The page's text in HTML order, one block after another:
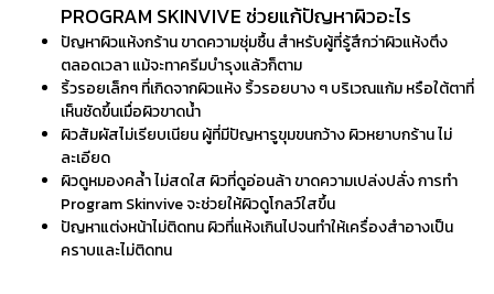
PROGRAM SKINVIVE ช่วยแก้ปัญหาผิวอะไร
ปัญหาผิวแห้งกร้าน ขาดความชุ่มชื้น สำหรับผู้ที่รู้สึกว่าผิวแห้งตึง
ตลอดเวลา แม้จะทาครีมบำรุงแล้วก็ตาม
ริ้วรอยเล็กๆ ที่เกิดจากผิวแห้ง ริ้วรอยบาง ๆ บริเวณแก้ม หรือใต้ตาที่
เห็นชัดขึ้นเมื่อผิวขาดน้ำ
ผิวสัมผัสไม่เรียบเนียน ผู้ที่มีปัญหารูขุมขนกว้าง ผิวหยาบกร้าน ไม่
ละเอียด
ผิวดูหมองคล้ำ ไม่สดใส ผิวที่ดูอ่อนล้า ขาดความเปล่งปลั่ง การทำ
ProgramSkinviveจะช่วยให้ผิวดูโกลว์ใสขึ้น
ปัญหาแต่งหน้าไม่ติดทน ผิวที่แห้งเกินไปจนทำให้เครื่องสำอางเป็น
คราบและไม่ติดทน